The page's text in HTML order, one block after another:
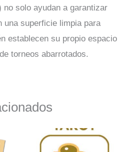
no solo ayudan a garantizar
una superficie limpia para
establecen su propio espacio
torneos abarrotados.